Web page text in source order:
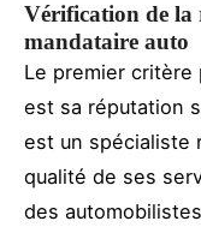
Vérification de la
mandataire auto
Le premier critère
est sa réputation
est un spécialiste
qualité de ses
des